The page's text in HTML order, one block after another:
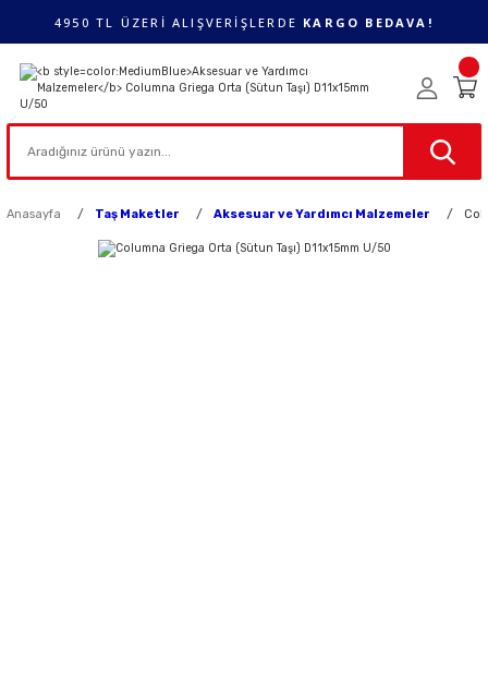
4950 TL ÜZERİ ALIŞVERİŞLERDE KARGO BEDAVA!
Anasayfa Taş Maketler Aksesuar ve Yardımcı Malzemeler